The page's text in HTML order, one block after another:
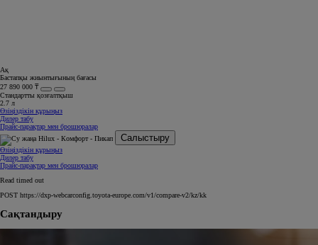
Ақ
Бастапқы жиынтығының бағасы
27 890 000 ₸
Стандартты қозғалтқыш
2.7 л
Өзіңіздікін құрыңыз
Дилер табу
Прайс-парақтар мен брошюралар
Салыстыру
Өзіңіздікін құрыңыз
Дилер табу
Прайс-парақтар мен брошюралар
Read timed out
POST https://dxp-webcarconfig.toyota-europe.com/v1/compare-v2/kz/kk
Сақтандыру